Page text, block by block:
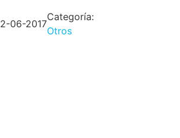
2-06-2017
Categoría:
Otros